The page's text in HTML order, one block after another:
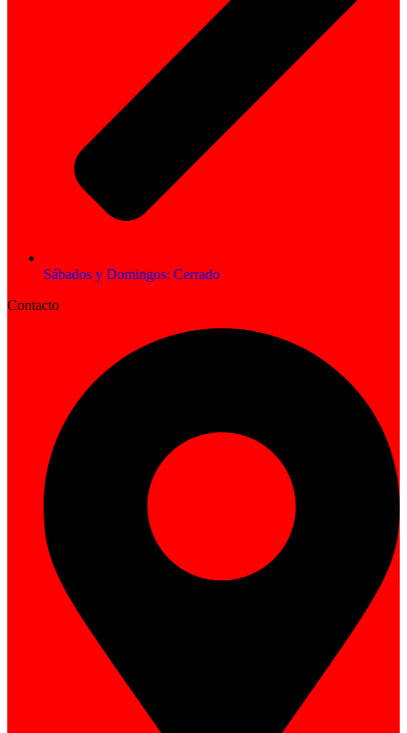
Sábados y Domingos: Cerrado
Contacto